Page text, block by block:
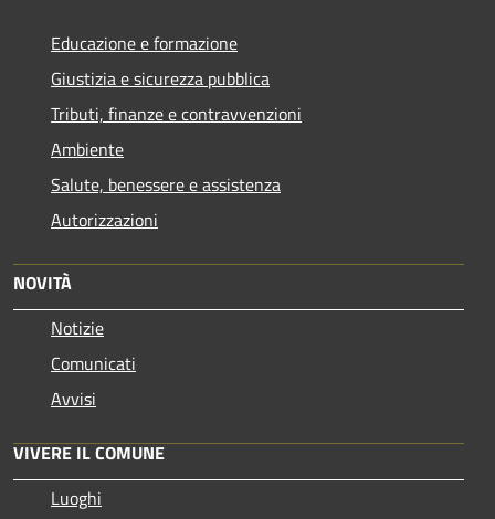
Educazione e formazione
Giustizia e sicurezza pubblica
Tributi, finanze e contravvenzioni
Ambiente
Salute, benessere e assistenza
Autorizzazioni
NOVITÀ
Notizie
Comunicati
Avvisi
VIVERE IL COMUNE
Luoghi